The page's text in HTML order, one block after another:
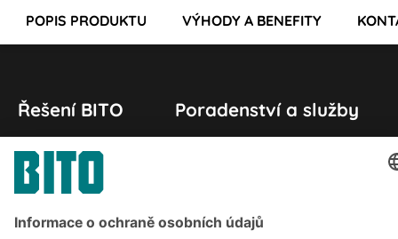
POPIS PRODUKTU VÝHODY A BENEFITY
Řešení BITO
Řešení pro intralogistiku
Boxy & přepravky
Regály a regálové systémy
Dopravní systémy
Poradenství a služby